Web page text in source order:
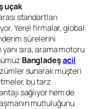
uçak
standartları
Yerel firmalar, global
sürelerini
sıra, arama motoru
Bangladeşacil
sunarak müşteri
bu tarz
sağlıyor hem de
mutluluğunu